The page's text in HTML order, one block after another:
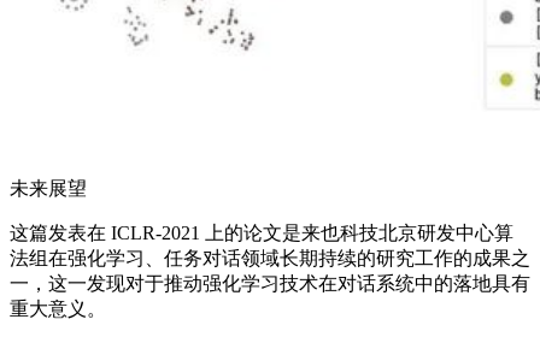
未来展望
这篇发表在 ICLR-2021 上的论文是来也科技北京研发中心算
法组在强化学习、任务对话领域长期持续的研究工作的成果之
一，这一发现对于推动强化学习技术在对话系统中的落地具有
重大意义。